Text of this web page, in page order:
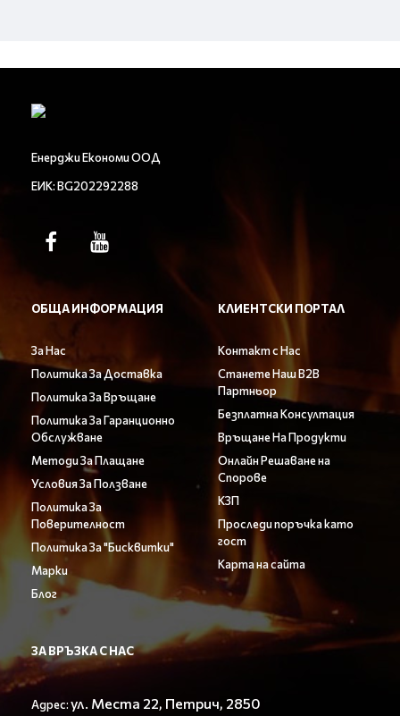
Енерджи Економи ООД
ЕИК: BG202292288
ОБЩА ИНФОРМАЦИЯ
За Нас
Политика За Доставка
Политика За Връщане
Политика За Гаранционно
Обслужване
Методи За Плащане
Условия За Ползване
Политика За
Поверителност
Политика За "Бисквитки"
Марки
Блог
КЛИЕНТСКИ ПОРТАЛ
Контакт с Нас
Станете Наш B2B
Партньор
Безплатна Консултация
Връщане На Продукти
Онлайн Решаване на
Спорове
КЗП
Проследи поръчка като
гост
Карта на сайта
ЗА ВРЪЗКА С НАС
Адрес:ул. Места 22, Петрич, 2850